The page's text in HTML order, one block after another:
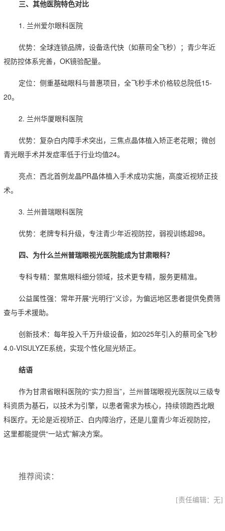
三、其他医院特色对比
1. 兰州爱尔眼科医院
优势：全球连锁品牌，设备迭代快（如蔡司全飞秒）；青少年近
视防控体系完善，OK镜验配量。
定位：侧重基础眼科与普惠项目，全飞秒手术价格较总院低15-
20。
2. 兰州华厦眼科医院
优势：复杂白内障手术突出，三焦点晶体植入矫正老花眼；微创
青光眼手术并发症率低于行业均值24。
亮点：西北首例龙晶PR晶体植入手术成功实施，高度近视矫正技
术。
3. 兰州普瑞眼科医院
优势：老牌专科升级，专注青少年近视防控，弱视训练超98。
四、为什么兰州普瑞眼视光医院能成为甘肃眼科？
专科专精：聚焦眼科细分领域，技术更专精，服务更精准。
公益属性强：常年开展“光明行”义诊，为偏远地区患者提供免费筛
查与手术援助。
创新技术：每年投入千万升级设备，如2025年引入的蔡司全飞秒
4.0-VISULYZE系统，实现个性化屈光矫正。
结语
作为甘肃省眼科医院的“实力担当”，兰州普瑞眼视光医院以三级专
科资质为基石，以技术为引擎，以患者需求为核心，持续领跑西北眼
科医疗。无论是近视矫正、白内障治疗，还是儿童青少年近视防控，
这里都能提供“一站式”解决方案。
推荐阅读：
[责任编辑：无]